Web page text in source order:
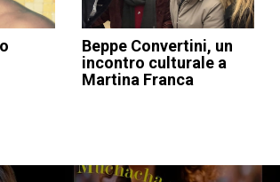
Beppe Convertini, un
incontro culturale a
Martina Franca